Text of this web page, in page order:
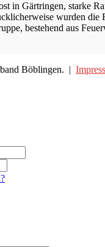
in Gärtringen, starke
wurden
bestehend aus
Böblingen. |